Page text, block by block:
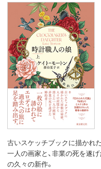
古いスケッチブックに描かれ
一人の画家と、非業の死を遂
の久々の新作。